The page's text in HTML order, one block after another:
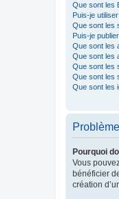
Que sont les
Puis-je
Que sont les
Puis-je
Que sont les
Que sont les
Que sont les
Que sont les
Que sont les
Pourquoi
Vous
bénéficier
création